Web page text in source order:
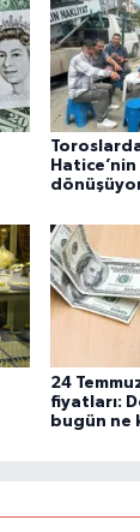
24
fiyatları:
bugün ne